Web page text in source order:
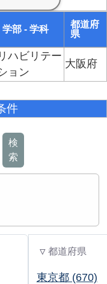
学部 - 学科
都道府
県
リハビリテー
ョン
大阪府
件
検
索
▽ 都道府県
東京都 (670)